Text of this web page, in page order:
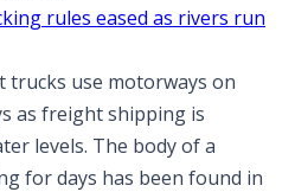
rules eased as rivers run
trucks use motorways on
as freight shipping is
levels. The body of a
for days has been found in